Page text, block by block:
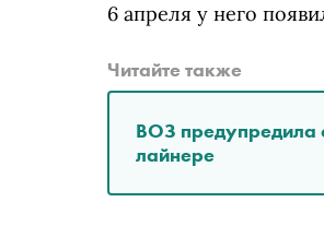
6 апреля у него
Читайте также
ВОЗ предупредила
лайнере